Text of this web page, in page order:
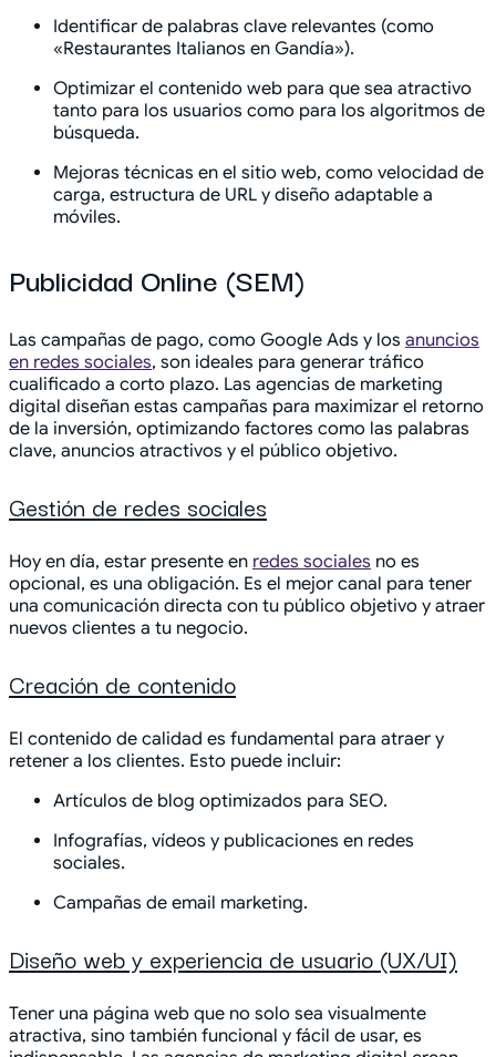
Identificar de palabras clave relevantes (como
«Restaurantes Italianos en Gandía»).
Optimizar el contenido web para que sea atractivo
tanto para los usuarios como para los algoritmos de
búsqueda.
Mejoras técnicas en el sitio web, como velocidad de
carga, estructura de URL y diseño adaptable a
móviles.
Publicidad Online (SEM)
Las campañas de pago, como Google Ads y los anuncios
en redes sociales, son ideales para generar tráfico
cualificado a corto plazo. Las agencias de marketing
digital diseñan estas campañas para maximizar el retorno
de la inversión, optimizando factores como las palabras
clave, anuncios atractivos y el público objetivo.
Gestión de redes sociales
Hoy en día, estar presente en redes sociales no es
opcional, es una obligación. Es el mejor canal para tener
una comunicación directa con tu público objetivo y atraer
nuevos clientes a tu negocio.
Creación de contenido
El contenido de calidad es fundamental para atraer y
retener a los clientes. Esto puede incluir:
Artículos de blog optimizados para SEO.
Infografías, vídeos y publicaciones en redes
sociales.
Campañas de email marketing.
Diseño web y experiencia de usuario (UX/UI)
Tener una página web que no solo sea visualmente
atractiva, sino también funcional y fácil de usar, es